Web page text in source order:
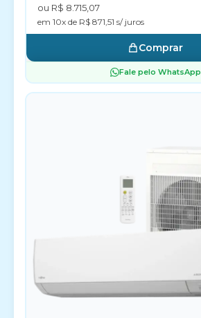
ou R$ 8.715,07
em 10x de R$ 871,51 s/ juros
Comprar
Fale pelo WhatsApp